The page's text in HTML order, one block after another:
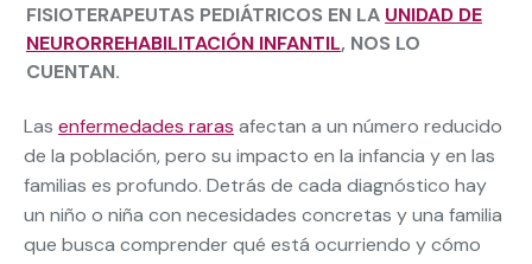
FISIOTERAPEUTAS PEDIÁTRICOS EN LA UNIDAD DE
NEURORREHABILITACIÓN INFANTIL, NOS LO
CUENTAN.
Las enfermedades raras afectan a un número reducido
de la población, pero su impacto en la infancia y en las
familias es profundo. Detrás de cada diagnóstico hay
un niño o niña con necesidades concretas y una familia
que busca comprender qué está ocurriendo y cómo